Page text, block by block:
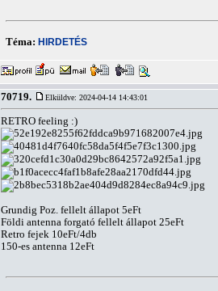
Téma: HIRDETÉS
70719. Elküldve: 2024-04-14 14:43:01
RETRO feeling :)
Grundig Poz. fellelt állapot 5eFt
Földi antenna forgató fellelt állapot 25eFt
Retro fejek 10eFt/4db
150-es antenna 12eFt